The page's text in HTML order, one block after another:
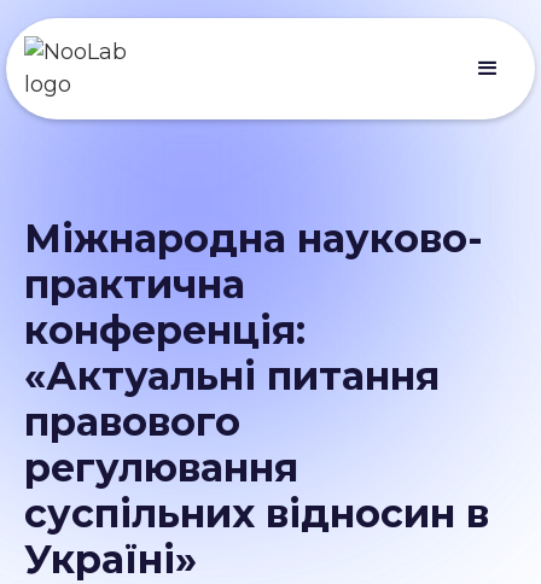
Міжнародна науково-
практична
конференція:
«Актуальні питання
правового
регулювання
суспільних відносин в
Україні»